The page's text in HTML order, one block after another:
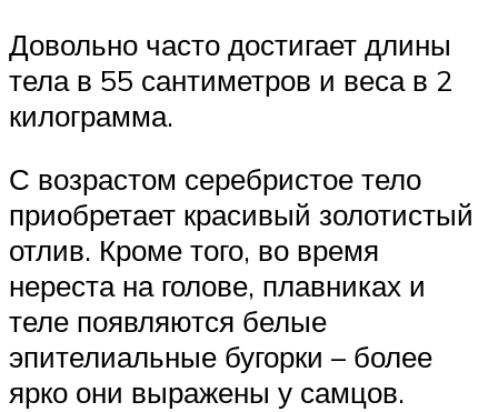
Довольно часто достигает длины
тела в 55 сантиметров и веса в 2
килограмма.
С возрастом серебристое тело
приобретает красивый золотистый
отлив. Кроме того, во время
нереста на голове, плавниках и
теле появляются белые
эпителиальные бугорки – более
ярко они выражены у самцов.